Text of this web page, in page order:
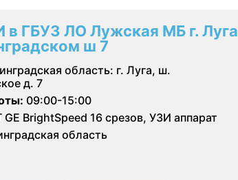
в ГБУЗ ЛО Лужская МБ г. Луга
ш 7
область: г. Луга, ш.
д. 7
09:00-15:00
GE BrightSpeed 16 срезов, УЗИ аппарат
область